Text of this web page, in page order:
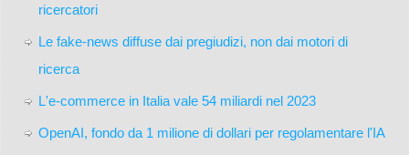
ricercatori
Le fake-news diffuse dai pregiudizi, non dai motori di
ricerca
L'e-commerce in Italia vale 54 miliardi nel 2023
OpenAI, fondo da 1 milione di dollari per regolamentare l'IA